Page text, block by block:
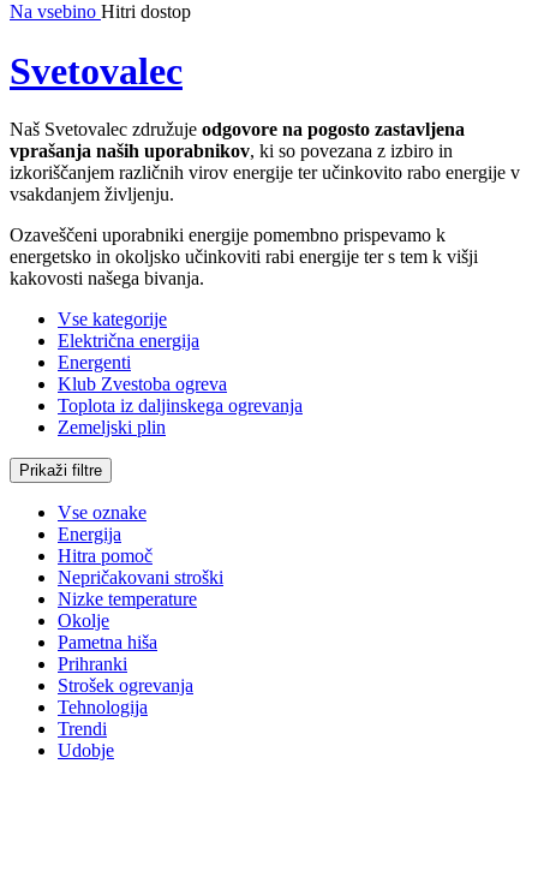
Na vsebino Hitri dostop
Svetovalec
Naš Svetovalec združuje odgovore na pogosto zastavljena
vprašanja naših uporabnikov, ki so povezana z izbiro in
izkoriščanjem različnih virov energije ter učinkovito rabo energije v
vsakdanjem življenju.
Ozaveščeni uporabniki energije pomembno prispevamo k
energetsko in okoljsko učinkoviti rabi energije ter s tem k višji
kakovosti našega bivanja.
Vse kategorije
Električna energija
Energenti
Klub Zvestoba ogreva
Toplota iz daljinskega ogrevanja
Zemeljski plin
Prikaži filtre
Vse oznake
Energija
Hitra pomoč
Nepričakovani stroški
Nizke temperature
Okolje
Pametna hiša
Prihranki
Strošek ogrevanja
Tehnologija
Trendi
Udobje